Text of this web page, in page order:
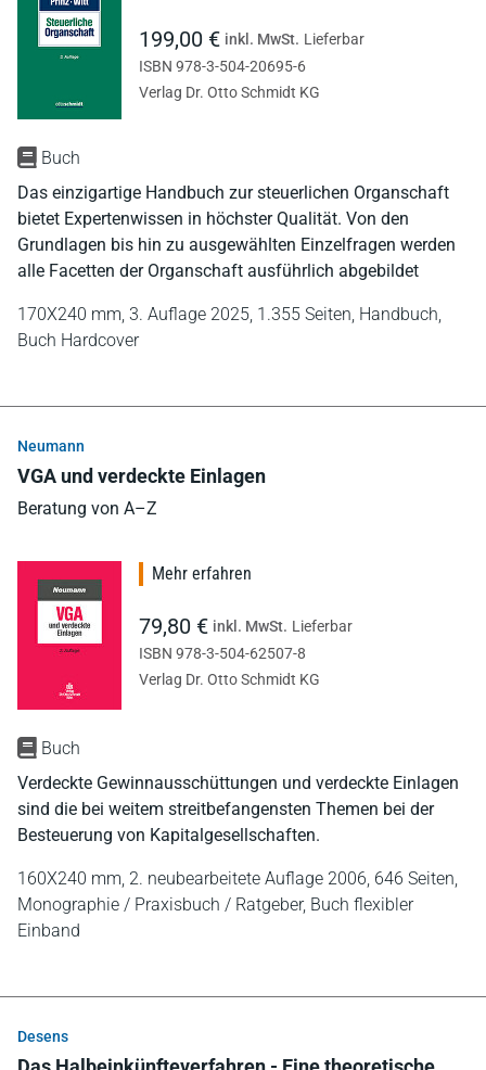
Buch
Das einzigartige Handbuch zur steuerlichen Organschaft
bietet Expertenwissen in höchster Qualität. Von den
Grundlagen bis hin zu ausgewählten Einzelfragen werden
alle Facetten der Organschaft ausführlich abgebildet
170X240 mm, 3. Auflage 2025, 1.355 Seiten, Handbuch,
Buch Hardcover
199,00 € inkl. MwSt. Lieferbar
ISBN 978-3-504-20695-6
Verlag Dr. Otto Schmidt KG
Neumann
VGA und verdeckte Einlagen
Beratung von A–Z
Buch
Verdeckte Gewinnausschüttungen und verdeckte Einlagen
sind die bei weitem streitbefangensten Themen bei der
Besteuerung von Kapitalgesellschaften.
160X240 mm, 2. neubearbeitete Auflage 2006, 646 Seiten,
Monographie / Praxisbuch / Ratgeber, Buch flexibler
Einband
Mehr erfahren
79,80 € inkl. MwSt. Lieferbar
ISBN 978-3-504-62507-8
Verlag Dr. Otto Schmidt KG
Desens